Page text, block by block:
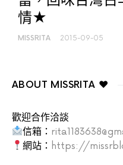
情★
MISSRITA 2015-09-05
ABOUT MISSRITA ♥
歡迎合作洽談
信箱：
網站： https://